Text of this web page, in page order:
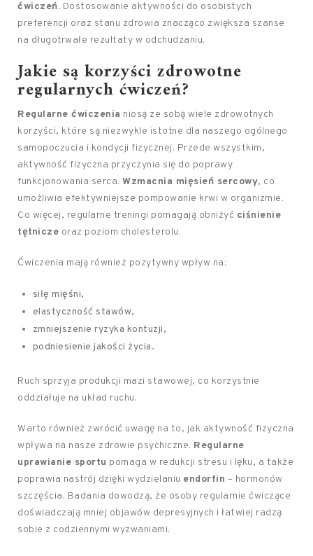
ćwiczeń. Dostosowanie aktywności do osobistych
preferencji oraz stanu zdrowia znacząco zwiększa szanse
na długotrwałe rezultaty w odchudzaniu.
Jakie są korzyści zdrowotne
regularnych ćwiczeń?
Regularne ćwiczenia niosą ze sobą wiele zdrowotnych
korzyści, które są niezwykle istotne dla naszego ogólnego
samopoczucia i kondycji fizycznej. Przede wszystkim,
aktywność fizyczna przyczynia się do poprawy
funkcjonowania serca. Wzmacnia mięsień sercowy, co
umożliwia efektywniejsze pompowanie krwi w organizmie.
Co więcej, regularne treningi pomagają obniżyć ciśnienie
tętnicze oraz poziom cholesterolu.
Ćwiczenia mają również pozytywny wpływ na:
siłę mięśni,
elastyczność stawów,
zmniejszenie ryzyka kontuzji,
podniesienie jakości życia.
Ruch sprzyja produkcji mazi stawowej, co korzystnie
oddziałuje na układ ruchu.
Warto również zwrócić uwagę na to, jak aktywność fizyczna
wpływa na nasze zdrowie psychiczne. Regularne
uprawianie sportu pomaga w redukcji stresu i lęku, a także
poprawia nastrój dzięki wydzielaniu endorfin – hormonów
szczęścia. Badania dowodzą, że osoby regularnie ćwiczące
doświadczają mniej objawów depresyjnych i łatwiej radzą
sobie z codziennymi wyzwaniami.